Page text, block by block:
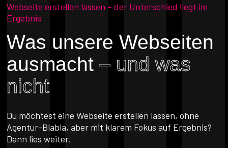
Webseite erstellen lassen – der Unterschied liegt im
Ergebnis
Was unsere Webseiten
ausmacht– und was
nicht
Du möchtest eine Webseite erstellen lassen, ohne
Agentur-Blabla, aber mit klarem Fokus auf Ergebnis?
Dann lies weiter.